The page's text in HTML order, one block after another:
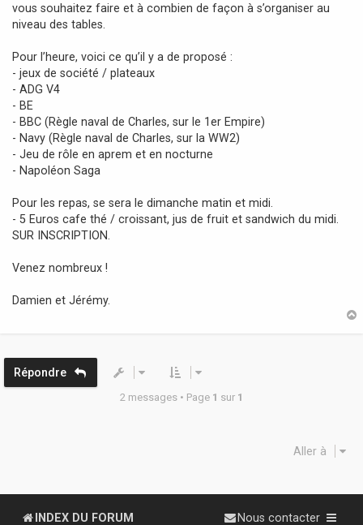
vous souhaitez faire et à combien de façon à s’organiser au
niveau des tables.
Pour l’heure, voici ce qu’il y a de proposé :
- jeux de société / plateaux
- ADG V4
- BE
- BBC (Règle naval de Charles, sur le 1er Empire)
- Navy (Règle naval de Charles, sur la WW2)
- Jeu de rôle en aprem et en nocturne
- Napoléon Saga
Pour les repas, se sera le dimanche matin et midi.
- 5 Euros cafe thé / croissant, jus de fruit et sandwich du midi.
SUR INSCRIPTION.
Venez nombreux !
Damien et Jérémy.
Répondre
2 messages • Page 1 sur 1
Aller à
INDEX DU FORUM Nous contacter